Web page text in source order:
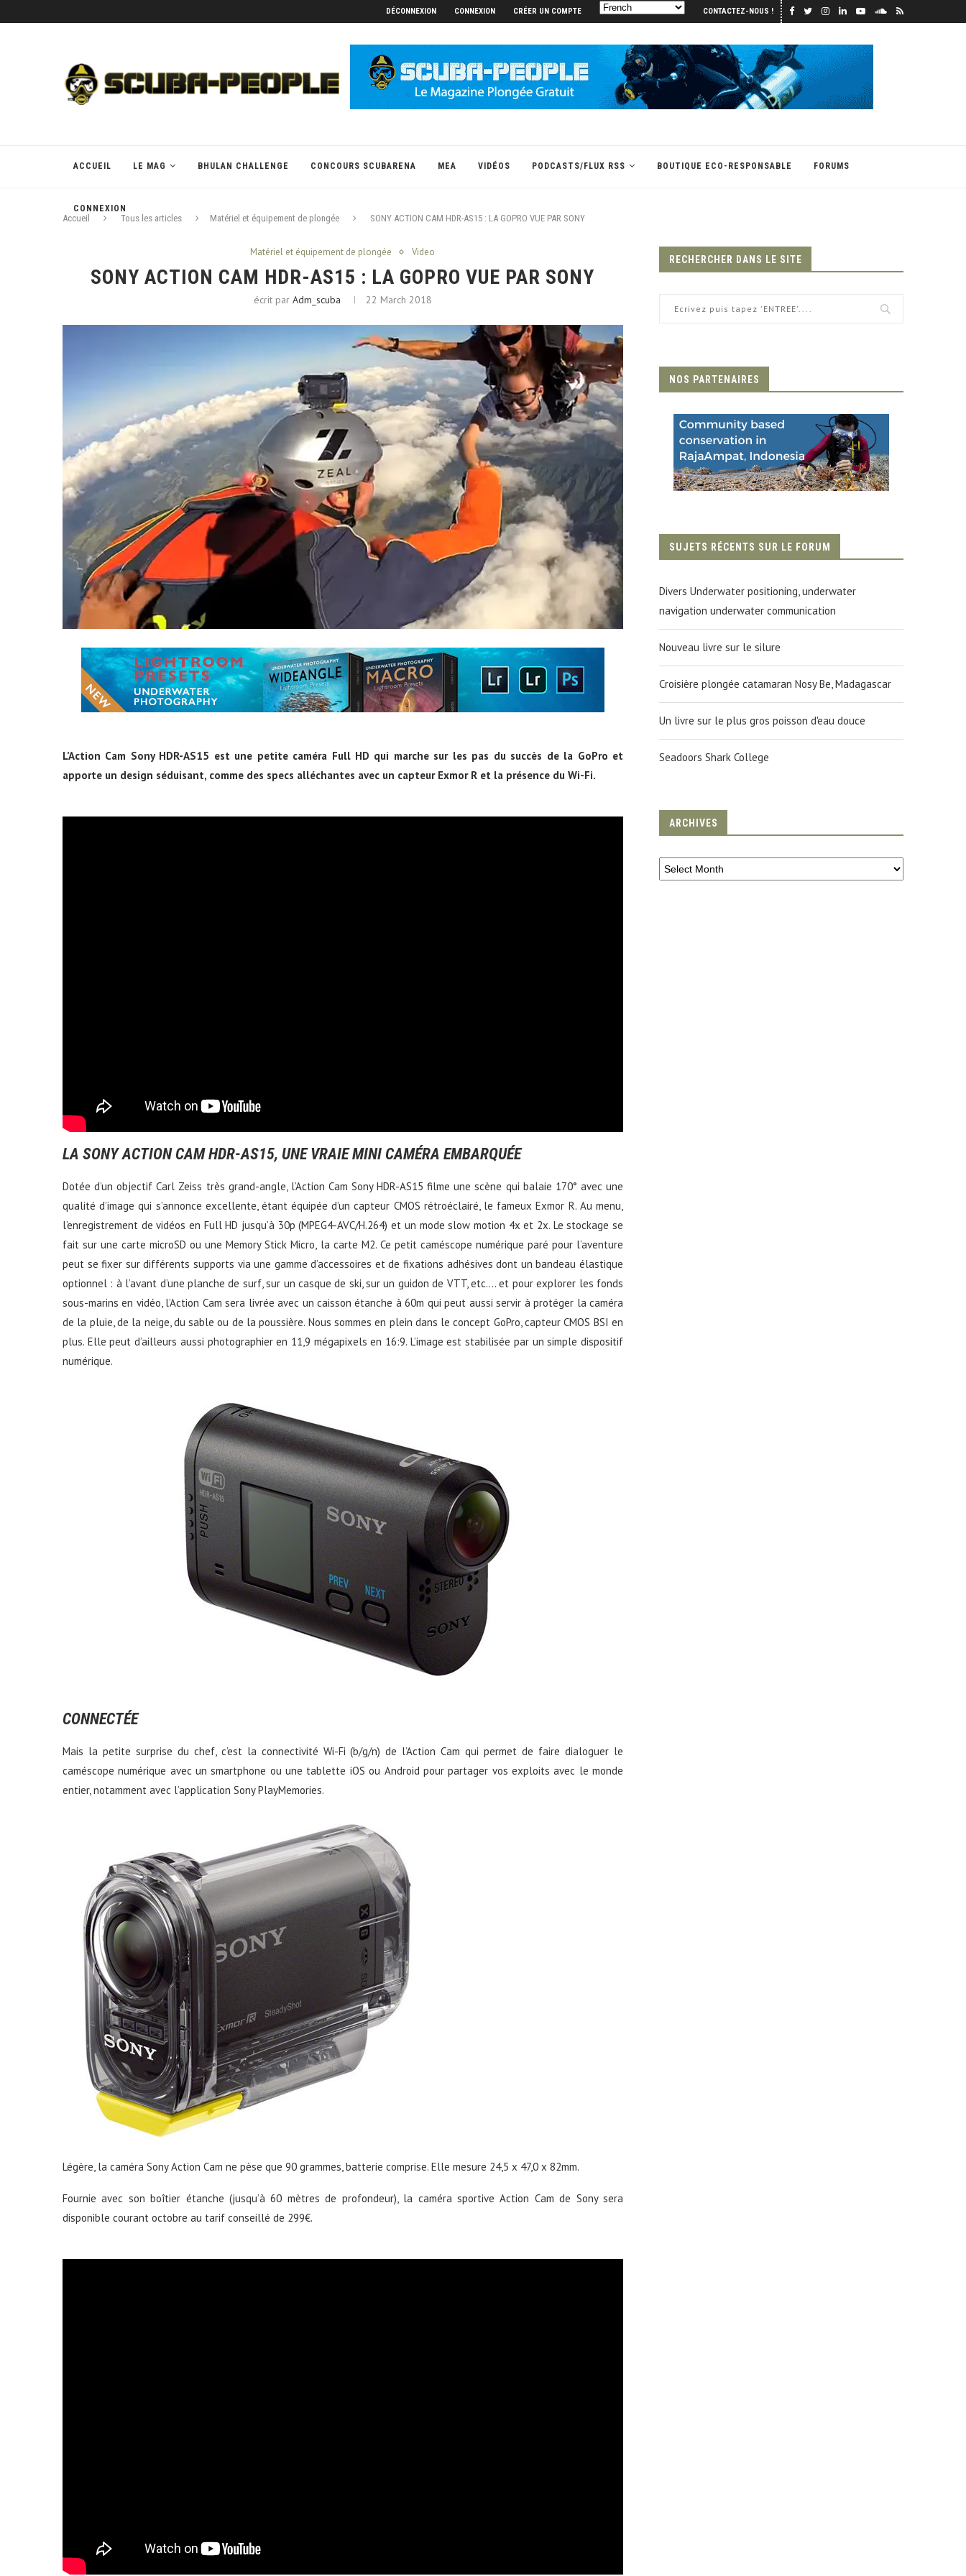
DÉCONNEXION CONNEXION CRÉER UN COMPTE CONTACTEZ-NOUS !
ACCUEIL LE MAG BHULAN CHALLENGE CONCOURS SCUBARENA MEA VIDÉOS PODCASTS/FLUX RSS BOUTIQUE ECO-RESPONSABLE FORUMS
CONNEXION
Accueil Tous les articles Matériel et équipement de plongée SONY ACTION CAM HDR-AS15 : LA GOPRO VUE PAR SONY
Matériel et équipement de plongée Video
SONY ACTION CAM HDR-AS15 : LA GOPRO VUE PAR SONY
écrit par Adm_scuba 22 March 2018
L’Action Cam Sony HDR-AS15 est une petite caméra Full HD qui marche sur les pas du succès de la GoPro et
apporte un design séduisant, comme des specs alléchantes avec un capteur Exmor R et la présence du Wi-Fi.
LA SONY ACTION CAM HDR-AS15, UNE VRAIE MINI CAMÉRA EMBARQUÉE
Dotée d’un objectif Carl Zeiss très grand-angle, l’Action Cam Sony HDR-AS15 filme une scène qui balaie 170° avec une
qualité d’image qui s’annonce excellente, étant équipée d’un capteur CMOS rétroéclairé, le fameux Exmor R. Au menu,
l’enregistrement de vidéos en Full HD jusqu’à 30p (MPEG4-AVC/H.264) et un mode slow motion 4x et 2x. Le stockage se
fait sur une carte microSD ou une Memory Stick Micro, la carte M2. Ce petit caméscope numérique paré pour l’aventure
peut se fixer sur différents supports via une gamme d’accessoires et de fixations adhésives dont un bandeau élastique
optionnel : à l’avant d’une planche de surf, sur un casque de ski, sur un guidon de VTT, etc…. et pour explorer les fonds
sous-marins en vidéo, l’Action Cam sera livrée avec un caisson étanche à 60m qui peut aussi servir à protéger la caméra
de la pluie, de la neige, du sable ou de la poussière. Nous sommes en plein dans le concept GoPro, capteur CMOS BSI en
plus. Elle peut d’ailleurs aussi photographier en 11,9 mégapixels en 16:9. L’image est stabilisée par un simple dispositif
numérique.
CONNECTÉE
Mais la petite surprise du chef, c’est la connectivité Wi-Fi (b/g/n) de l’Action Cam qui permet de faire dialoguer le
caméscope numérique avec un smartphone ou une tablette iOS ou Android pour partager vos exploits avec le monde
entier, notamment avec l’application Sony PlayMemories.
Légère, la caméra Sony Action Cam ne pèse que 90 grammes, batterie comprise. Elle mesure 24,5 x 47,0 x 82mm.
Fournie avec son boîtier étanche (jusqu’à 60 mètres de profondeur), la caméra sportive Action Cam de Sony sera
disponible courant octobre au tarif conseillé de 299€.
RECHERCHER DANS LE SITE
NOS PARTENAIRES
SUJETS RÉCENTS SUR LE FORUM
Divers Underwater positioning, underwater
navigation underwater communication
Nouveau livre sur le silure
Croisière plongée catamaran Nosy Be, Madagascar
Un livre sur le plus gros poisson d'eau douce
Seadoors Shark College
ARCHIVES